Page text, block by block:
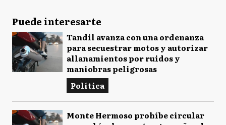
Puede interesarte
Tandil avanza con una ordenanza
para secuestrar motos y autorizar
allanamientos por ruidos y
maniobras peligrosas
Política
Monte Hermoso prohíbe circular